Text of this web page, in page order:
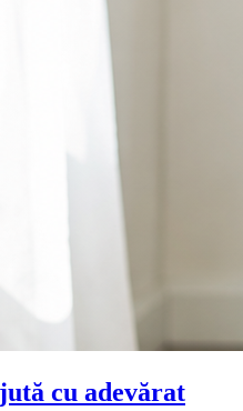
cu adevărat